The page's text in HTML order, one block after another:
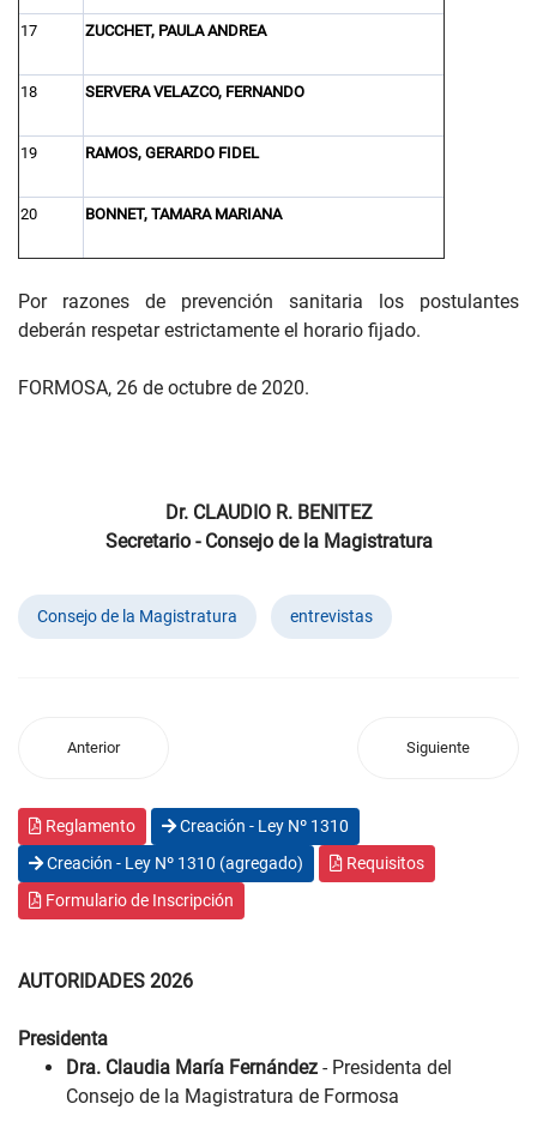
17 ZUCCHET, PAULA ANDREA
18 SERVERA VELAZCO, FERNANDO
19 RAMOS, GERARDO FIDEL
20 BONNET, TAMARA MARIANA
Por razones de prevención sanitaria los postulantes
deberán respetar estrictamente el horario fijado.
FORMOSA, 26 de octubre de 2020.
Dr. CLAUDIO R. BENITEZ
Secretario - Consejo de la Magistratura
Consejo de la Magistratura entrevistas
Anterior Siguiente
Reglamento
Creación - Ley Nº 1310
Creación - Ley Nº 1310 (agregado)
Requisitos
Formulario de Inscripción
AUTORIDADES 2026
Presidenta
Dra. Claudia María Fernández - Presidenta del
Consejo de la Magistratura de Formosa